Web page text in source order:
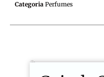
Categoria Perfumes